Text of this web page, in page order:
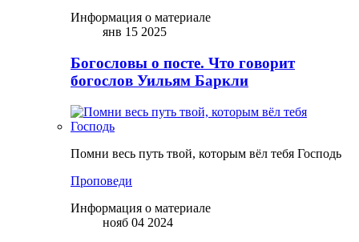
Информация о материале
янв 15 2025
Богословы о посте. Что говорит
богослов Уильям Баркли
Помни весь путь твой, которым вёл тебя Господь
Проповеди
Информация о материале
нояб 04 2024